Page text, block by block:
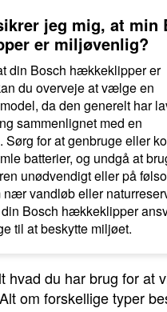
jeg mig, at min
er miljøvenlig?
din Bosch hækkeklipper er
du overveje at vælge en
da den generelt har
sammenlignet med en
Sørg for at genbruge eller
batterier, og undgå at
unødvendigt eller på
nær vandløb eller
Bosch hækkeklipper
til at beskytte miljøet.
hvad du har brug for at
Alt om forskellige typer